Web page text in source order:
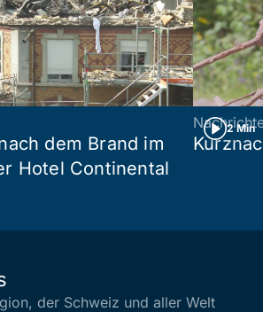
dem Brand im
Hotel Continental
2 Min
der Schweiz und aller Welt